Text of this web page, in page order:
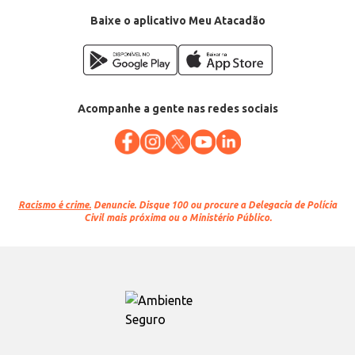
Baixe o aplicativo Meu Atacadão
Acompanhe a gente nas redes sociais
Racismo é crime. Denuncie. Disque 100 ou procure a Delegacia de Polícia
Civil mais próxima ou o Ministério Público.